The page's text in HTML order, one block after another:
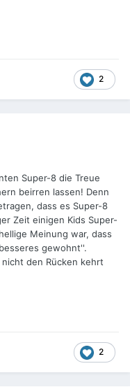
2
Super-8 die Treue
beirren lassen! Denn
dass es Super-8
Zeit einigen Kids Super-
Meinung war, dass
gewohnt''.
den Rücken kehrt
2